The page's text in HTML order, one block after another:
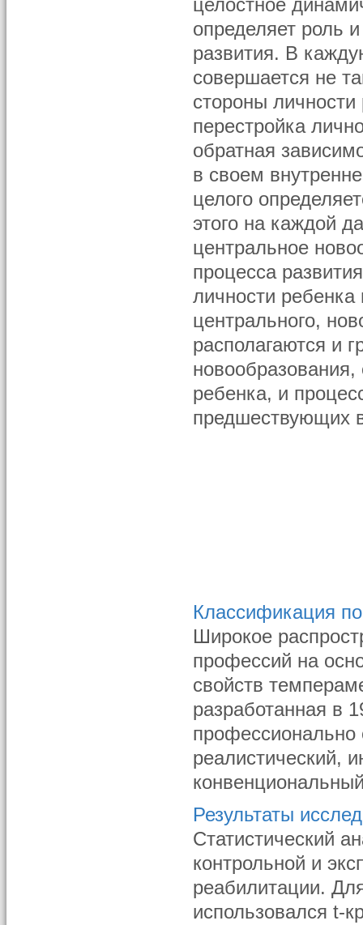
целостное
определяет роль
развития. В
совершается не
стороны личности
перестройка
обратная
в своем
целого
этого на каждой
центральное
процесса
личности ребенка
центрального,
располагаются и
ребенка, и
предшествующих
Классификация
Широкое
профессий на
свойств
разработанная в
профессионально
реалистический,
Результаты
Статистический
контрольной и
реабилитации.
использовался t-